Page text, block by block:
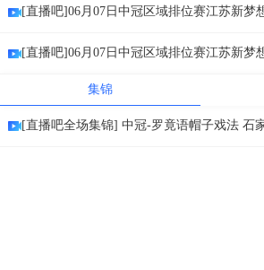
集锦